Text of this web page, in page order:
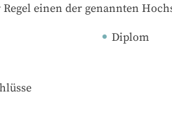
einen der genannten
Diplom